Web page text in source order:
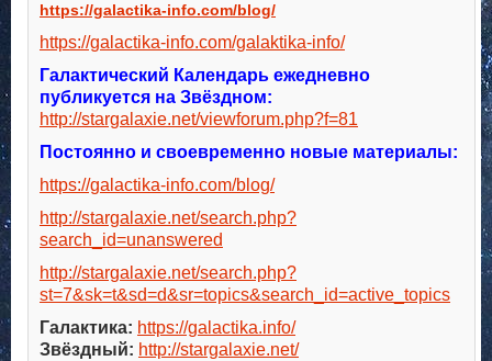
https://galactika-info.com/blog/
https://galactika-info.com/galaktika-info/
Галактический Календарь ежедневно
публикуется на Звёздном:
http://stargalaxie.net/viewforum.php?f=81
Постоянно и своевременно новые материалы:
https://galactika-info.com/blog/
http://stargalaxie.net/search.php?
search_id=unanswered
http://stargalaxie.net/search.php?
st=7&sk=t&sd=d&sr=topics&search_id=active_topics
Галактика: https://galactika.info/
Звёздный: http://stargalaxie.net/